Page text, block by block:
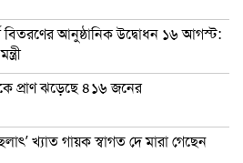
বিতরণের আনুষ্ঠানিক উদ্বোধন ১৬ আগস্ট:
প্রাণ ঝড়েছে ৪১৬ জনের
খ্যাত গায়ক স্বাগত দে মারা গেছেন